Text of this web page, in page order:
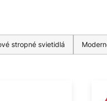
stropné svietidlá